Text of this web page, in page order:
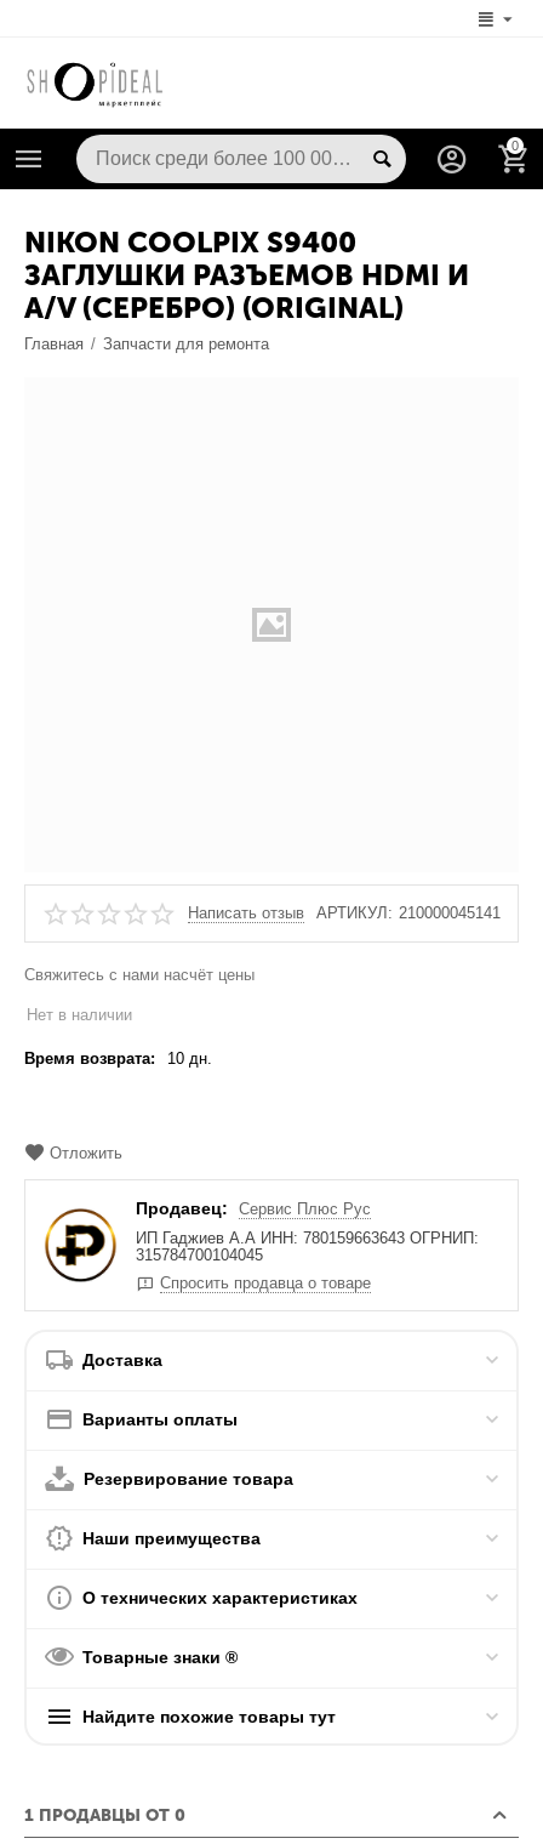
0
NIKON COOLPIX S9400
ЗАГЛУШКИ РАЗЪЕМОВ HDMI И
A/V (СЕРЕБРО) (ORIGINAL)
Главная / Запчасти для ремонта
Написать отзыв АРТИКУЛ: 210000045141
Свяжитесь с нами насчёт цены
Нет в наличии
Время возврата: 10 дн.
Отложить
Продавец:
Сервис Плюс Рус
ИП Гаджиев А.А ИНН: 780159663643 ОГРНИП:
315784700104045
Спросить продавца о товаре
Доставка
Варианты оплаты
Резервирование товара
Наши преимущества
О технических характеристиках
Товарные знаки ®
Найдите похожие товары тут
1 ПРОДАВЦЫ ОТ 0